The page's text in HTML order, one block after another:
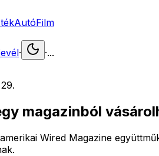
AutóFilm
· ·...
magazinból
Wired Magazine